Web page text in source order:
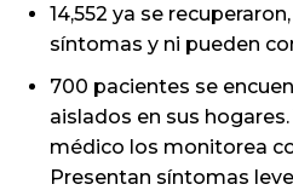
14,552 ya se
síntomas y ni pueden
700 pacientes se
aislados en sus
médico los monitorea
Presentan síntomas